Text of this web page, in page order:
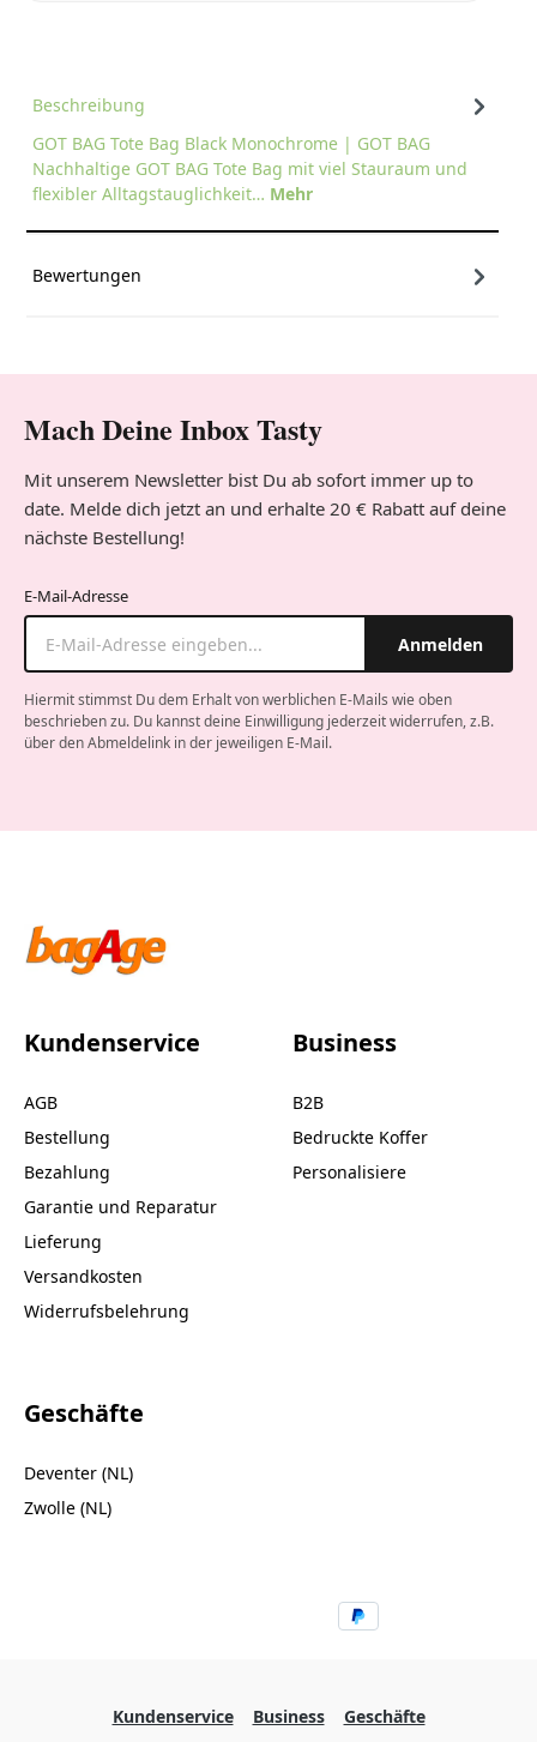
Beschreibung
GOT BAG Tote Bag Black Monochrome | GOT BAG
Nachhaltige GOT BAG Tote Bag mit viel Stauraum und
flexibler Alltagstauglichkeit… Mehr
Bewertungen
Mach Deine Inbox Tasty
Mit unserem Newsletter bist Du ab sofort immer up to
date. Melde dich jetzt an und erhalte 20 € Rabatt auf deine
nächste Bestellung!
E-Mail-Adresse
Anmelden
Hiermit stimmst Du dem Erhalt von werblichen E-Mails wie oben
beschrieben zu. Du kannst deine Einwilligung jederzeit widerrufen, z.B.
über den Abmeldelink in der jeweiligen E-Mail.
Kundenservice
AGB
Bestellung
Bezahlung
Garantie und Reparatur
Lieferung
Versandkosten
Widerrufsbelehrung
Business
B2B
Bedruckte Koffer
Personalisiere
Geschäfte
Deventer (NL)
Zwolle (NL)
Kundenservice Business Geschäfte